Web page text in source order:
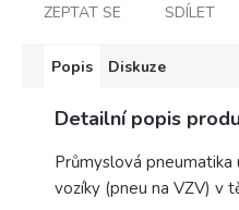
ZEPTAT SE SDÍLET
Popis Diskuze
Detailní popis
Průmyslová
vozíky (pneu na VZV) v